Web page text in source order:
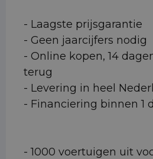
- Laagste prijsgarantie
- Geen jaarcijfers nodig
- Online kopen, 14
terug
- Levering in heel
- Financiering binnen 1
- 1000 voertuigen uit